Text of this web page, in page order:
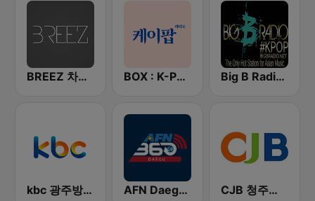
BREEZ 차분한 일상을 위한 뮤직라디오 BOX : K-POP 케이팝 Big B Radio - KPOP(인터넷 라디오)
kbc 광주방송 MyFM AFN Daegu (Korea Only) CJB 청주방송 Joy FM